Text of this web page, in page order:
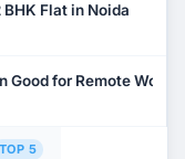
Flat in Noida
for Remote Work?
TOP 5